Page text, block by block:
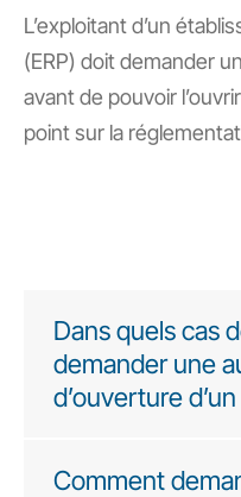
L’exploitant d’un
(ERP) doit demander
avant de pouvoir
point sur la
Dans quels cas
demander une
d’ouverture
Comment